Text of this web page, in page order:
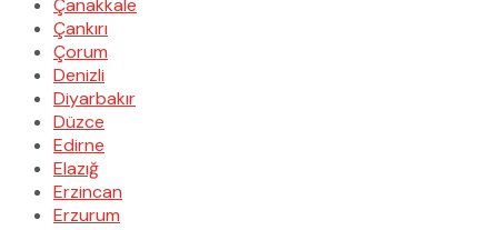
Çanakkale
Çankırı
Çorum
Denizli
Diyarbakır
Düzce
Edirne
Elazığ
Erzincan
Erzurum